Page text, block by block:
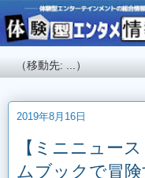
2019年8月16日
【ミニニュー
ムブックで冒